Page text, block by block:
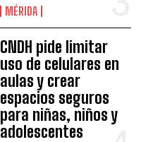
MÉRIDA
CNDH pide limitar
uso de celulares en
aulas y crear
espacios seguros
para niñas, niños y
adolescentes